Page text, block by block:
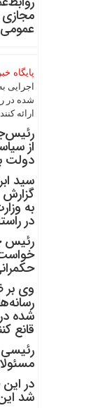
مجازی
عمومی
پایگاه
اجرایی
شده در
ارائه
از
دولت
گزارش
به
در
رئیس
خواست
وی بر
شده
قانع
رئیسی
در
شد